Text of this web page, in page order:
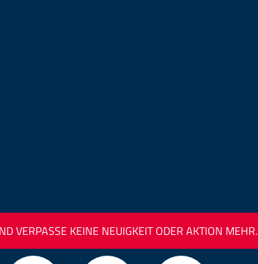
VERPASSE KEINE NEUIGKEIT ODER AKTION MEHR.